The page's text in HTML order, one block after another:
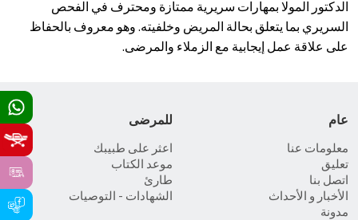
الدكتور المولا بمهارات سريرية ممتازة ومحترف في الفحص
السريري بما يتعلق بحالة المريض وخلفيته. وهو معروف بالحفاظ
على علاقة عمل إيجابية مع الزملاء والمرضى.
عام
معلومات عنا
تعليق
اتصل بنا
الأخبار و الأحداث
مدونة
للمرضى
اعثر على طبيبك
موعد الكتاب
طارئ
الشهادات - التوصيات